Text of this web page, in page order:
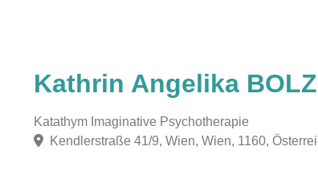
Kathrin Angelika BOLZ
Katathym Imaginative Psychotherapie
Kendlerstraße 41/9, Wien, Wien, 1160,